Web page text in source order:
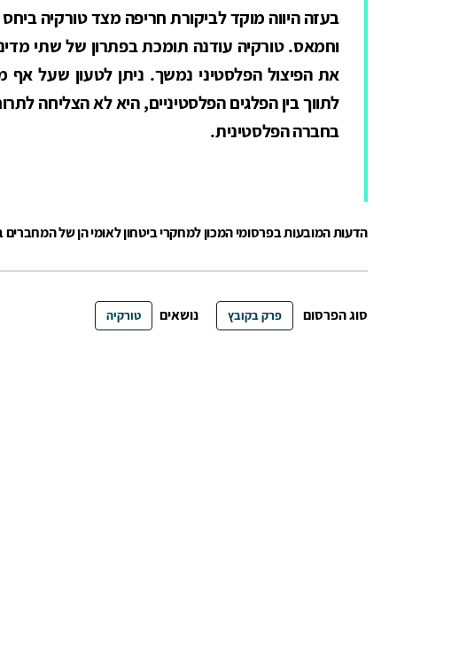
בעזה היווה מוקד לביקורת חריפה מצד טורקיה
וחמאס. טורקיה עודנה תומכת בפתרון של שתי
את הפיצול הפלסטיני נמשך. ניתן לטעון שעל אף
לתווך בין הפלגים הפלסטיניים, היא לא הצליחה
בחברה הפלסטינית.
הדעות המובעות בפרסומי המכון למחקרי ביטחון לאומי הן של
סוג הפרסום פרק בקובץ נושאים טורקיה